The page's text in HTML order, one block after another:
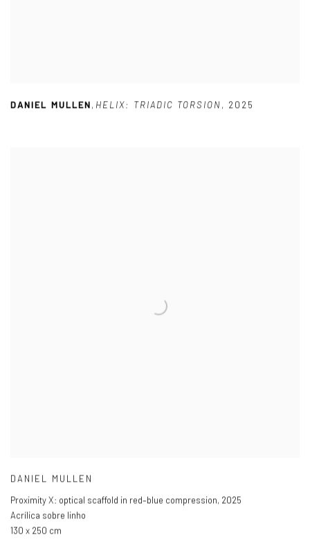
DANIEL MULLEN, HELIX: TRIADIC TORSION , 2025
DANIEL MULLEN
Proximity X: optical scaffold in red–blue compression, 2025
Acrílica sobre linho
130 x 250 cm